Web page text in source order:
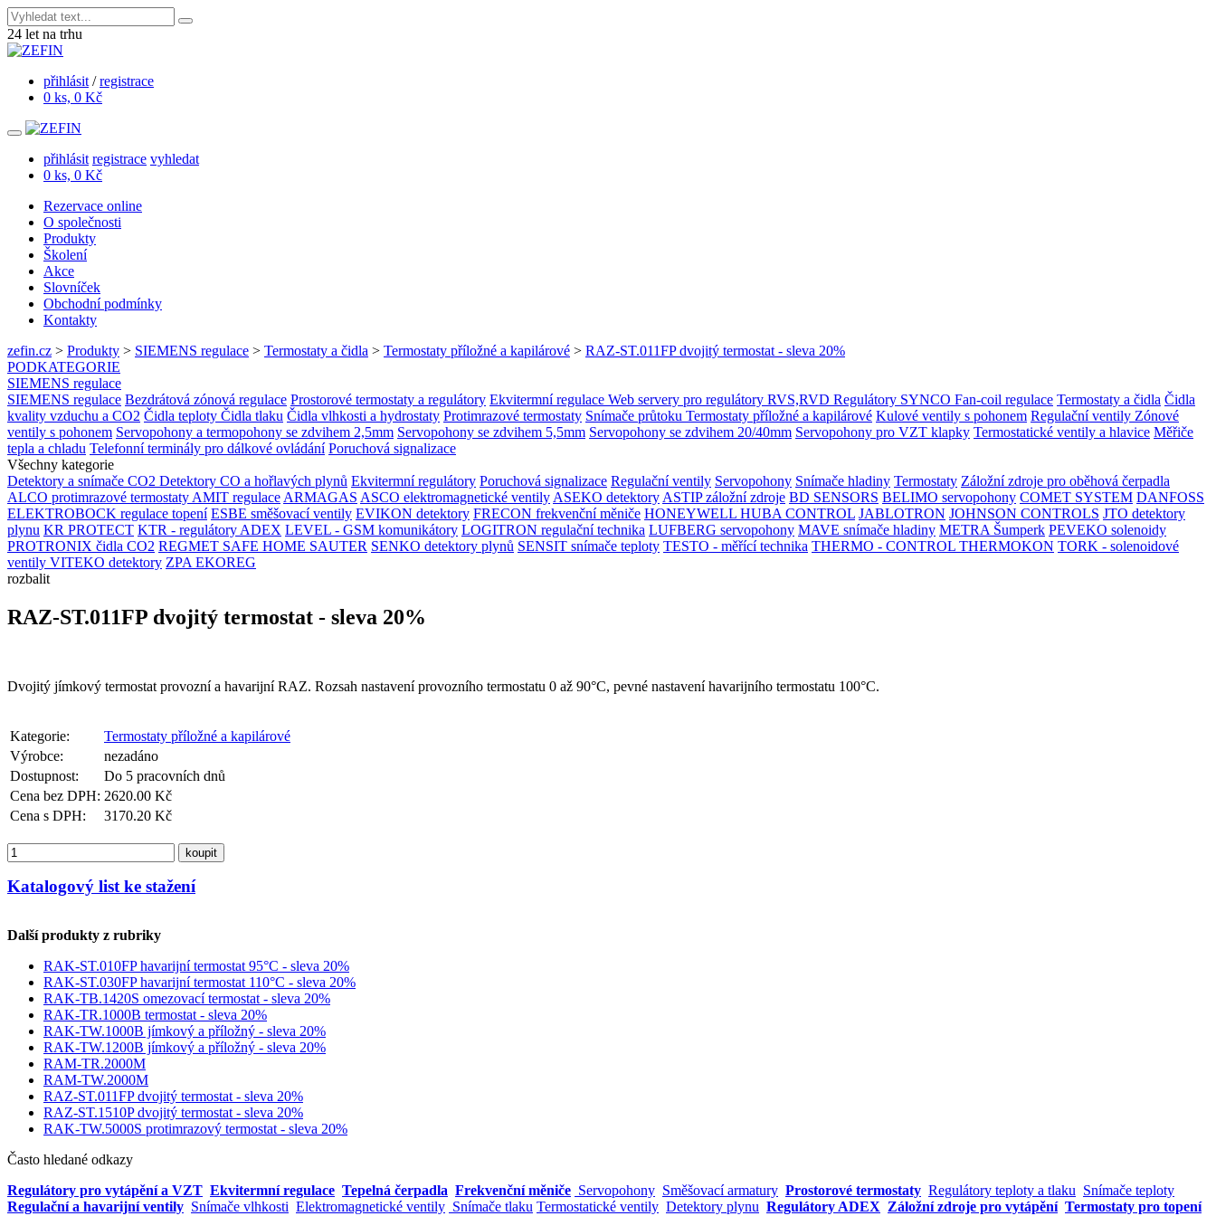
24 let na trhu
přihlásit /registrace
0 ks, 0 Kč
přihlásit registrace vyhledat
0 ks, 0 Kč
Rezervace online
O společnosti
Produkty
Školení
Akce
Slovníček
Obchodní podmínky
Kontakty
zefin.cz > Produkty > SIEMENS regulace > Termostaty a čidla > Termostaty příložné a kapilárové > RAZ-ST.011FP dvojitý termostat - sleva 20%
PODKATEGORIE
SIEMENS regulace
SIEMENS regulace Bezdrátová zónová regulace Prostorové termostaty a regulátory Ekvitermní regulace Web servery pro regulátory RVS,RVD Regulátory SYNCO Fan-coil regulace Termostaty a čidla Čidla
kvality vzduchu a CO2 Čidla teploty Čidla tlaku Čidla vlhkosti a hydrostaty Protimrazové termostaty Snímače průtoku Termostaty příložné a kapilárové Kulové ventily s pohonem Regulační ventily Zónové
ventily s pohonem Servopohony a termopohony se zdvihem 2,5mm Servopohony se zdvihem 5,5mm Servopohony se zdvihem 20/40mm Servopohony pro VZT klapky Termostatické ventily a hlavice Měřiče
tepla a chladu Telefonní terminály pro dálkové ovládání Poruchová signalizace
Všechny kategorie
Detektory a snímače CO2 Detektory CO a hořlavých plynů Ekvitermní regulátory Poruchová signalizace Regulační ventily Servopohony Snímače hladiny Termostaty Záložní zdroje pro oběhová čerpadla
ALCO protimrazové termostaty AMIT regulace ARMAGAS ASCO elektromagnetické ventily ASEKO detektory ASTIP záložní zdroje BD SENSORS BELIMO servopohony COMET SYSTEM DANFOSS
ELEKTROBOCK regulace topení ESBE směšovací ventily EVIKON detektory FRECON frekvenční měniče HONEYWELL HUBA CONTROL JABLOTRON JOHNSON CONTROLS JTO detektory
plynu KR PROTECT KTR - regulátory ADEX LEVEL - GSM komunikátory LOGITRON regulační technika LUFBERG servopohony MAVE snímače hladiny METRA Šumperk PEVEKO solenoidy
PROTRONIX čidla CO2 REGMET SAFE HOME SAUTER SENKO detektory plynů SENSIT snímače teploty TESTO - měřící technika THERMO - CONTROL THERMOKON TORK - solenoidové
ventily VITEKO detektory ZPA EKOREG
rozbalit
RAZ-ST.011FP dvojitý termostat - sleva 20%
Dvojitý jímkový termostat provozní a havarijní RAZ. Rozsah nastavení provozního termostatu 0 až 90°C, pevné nastavení havarijního termostatu 100°C.
Kategorie:
Termostaty příložné a kapilárové
Výrobce:
nezadáno
Dostupnost:
Do 5 pracovních dnů
Cena bez DPH: 2620.00 Kč
Cena s DPH:
3170.20 Kč
koupit
Katalogový list ke stažení
Další produkty z rubriky
RAK-ST.010FP havarijní termostat 95°C - sleva 20%
RAK-ST.030FP havarijní termostat 110°C - sleva 20%
RAK-TB.1420S omezovací termostat - sleva 20%
RAK-TR.1000B termostat - sleva 20%
RAK-TW.1000B jímkový a příložný - sleva 20%
RAK-TW.1200B jímkový a příložný - sleva 20%
RAM-TR.2000M
RAM-TW.2000M
RAZ-ST.011FP dvojitý termostat - sleva 20%
RAZ-ST.1510P dvojitý termostat - sleva 20%
RAK-TW.5000S protimrazový termostat - sleva 20%
Často hledané odkazy
Regulátory pro vytápění a VZT Ekvitermní regulace Tepelná čerpadla Frekvenční měniče Servopohony Směšovací armatury Prostorové termostaty Regulátory teploty a tlaku Snímače teploty
Regulační a havarijní ventily Snímače vlhkosti Elektromagnetické ventily Snímače tlaku Termostatické ventily Detektory plynu Regulátory ADEX Záložní zdroje pro vytápění Termostaty pro topení